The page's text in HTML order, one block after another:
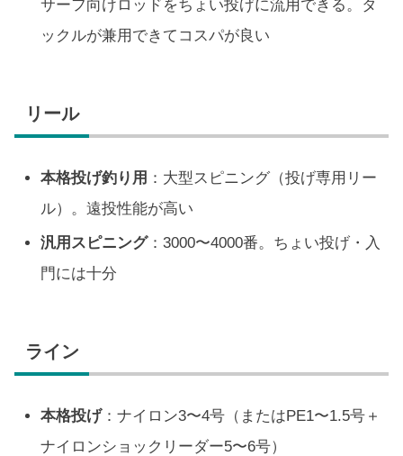
サーフ向けロッドをちょい投げに流用できる。タ
ックルが兼用できてコスパが良い
リール
本格投げ釣り用 ：大型スピニング（投げ専用リー
ル）。遠投性能が高い
汎用スピニング：3000〜4000番。ちょい投げ・入
門には十分
ライン
本格投げ：ナイロン3〜4号（またはPE1〜1.5号＋
ナイロンショックリーダー5〜6号）